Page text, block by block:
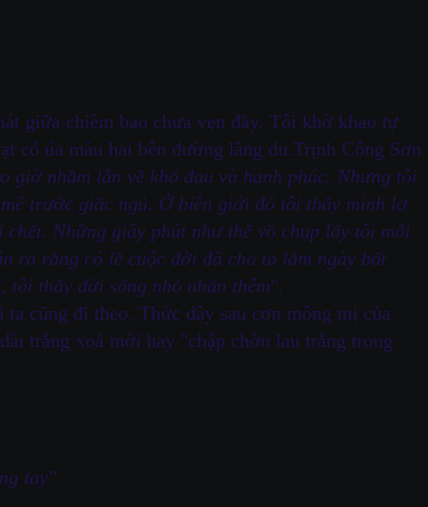
giữa chiêm bao chưa vẹn đầy. Tôi khờ khạo tự
cỏ úa màu hai bên đường lãng du.Trịnh Công Sơn
giờ nhầm lẫn về khổ đau và hạnh phúc. Nhưng tôi
trước giấc ngủ. Ở biên giới đó tôi thấy mình lơ
Những giây phút như thế vồ chụp lấy tôi mỗi
ra rằng có lẽ cuộc đời đã cho ta lắm ngày bất
tôi thấy đời sống nhỏ nhắn thêm".
cũng đi theo. Thức dậy sau cơn mộng mị của
trắng xoá mới hay "chập chờn lau trắng trong
tay"